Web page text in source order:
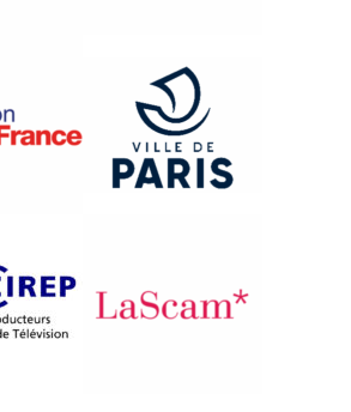
HIELEROS DEL
Gustavo Guayasamin